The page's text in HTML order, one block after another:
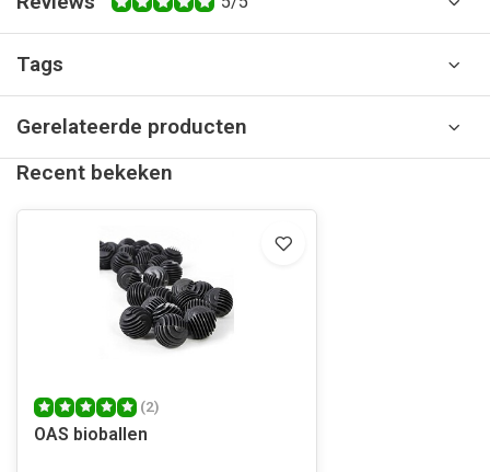
Tags
Gerelateerde producten
Recent bekeken
(2)
OAS bioballen